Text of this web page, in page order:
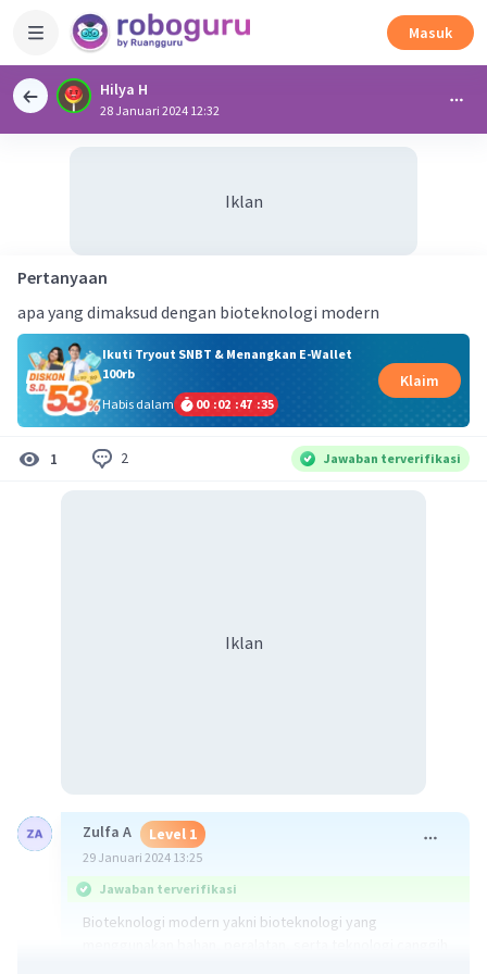
Masuk
Hilya H
28 Januari 2024 12:32
Iklan
Pertanyaan
apa yang dimaksud dengan bioteknologi modern
Ikuti Tryout SNBT & Menangkan E-Wallet
100rb
Habis dalam
00 :02 :47 :34
Klaim
1 2 Jawaban terverifikasi
Iklan
Zulfa A Level 1
29 Januari 2024 13:25
Jawaban terverifikasi
Bioteknologi modern yakni bioteknologi yang